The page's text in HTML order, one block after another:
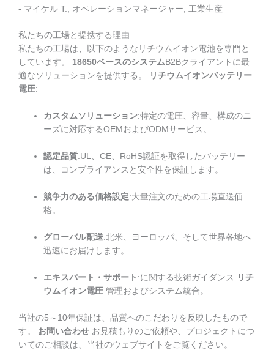
- マイケル T., オペレーションマネージャー, 工業生産
私たちの工場と提携する理由
私たちの工場は、以下のようなリチウムイオン電池を専門と
しています。 18650ベースのシステムB2Bクライアントに最
適なソリューションを提供する。
リチウムイオンバッテリー
電圧:
カスタムソリューション:特定の電圧、容量、構成のニ
ーズに対応するOEMおよびODMサービス。
認定品質:UL、CE、RoHS認証を取得したバッテリー
は、コンプライアンスと安全性を保証します。
競争力のある価格設定:大量注文のための工場直送価
格。
グローバル配送:北米、ヨーロッパ、そして世界各地へ
迅速にお届けします。
エキスパート・サポート :に関する技術ガイダンス リチ
ウムイオン電圧 管理およびシステム統合。
当社の5～10年保証は、品質へのこだわりを反映したもので
す。 お問い合わせ お見積もりのご依頼や、プロジェクトにつ
いてのご相談は、当社のウェブサイトをご覧ください。